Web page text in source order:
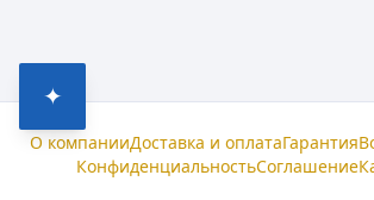
✦
О компанииДоставка и оплатаГарантия
КонфиденциальностьСоглашение